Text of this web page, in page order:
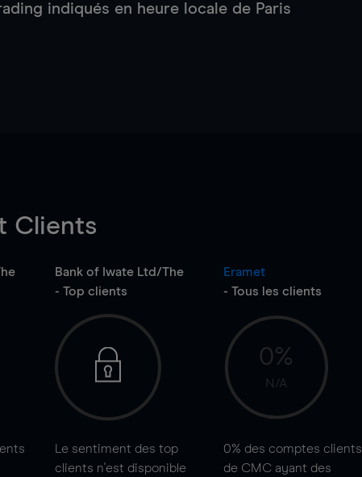
indiqués en heure locale de Paris
Clients
Bank of Iwate Ltd/The
- Top clients
Le sentiment des top
clients n'est disponible
Eramet
- Tous les clients
0%
N/A
0% des comptes clients
de CMC ayant des